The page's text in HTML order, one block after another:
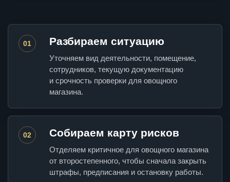
01 Разбираем ситуацию
Уточняем вид деятельности, помещение,
сотрудников, текущую документацию
и срочность проверки для овощного
магазина.
02 Собираем карту рисков
Отделяем критичное для овощного магазина
от второстепенного, чтобы сначала закрыть
штрафы, предписания и остановку работы.